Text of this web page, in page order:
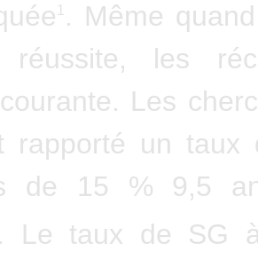
1 . Même
les
Les
rapporté un taux
de 15 % 9,5
. Le taux de SG